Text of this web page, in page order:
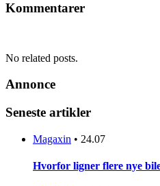
Kommentarer
No related posts.
Annonce
Seneste artikler
Magaxin • 24.07
Hvorfor ligner flere nye